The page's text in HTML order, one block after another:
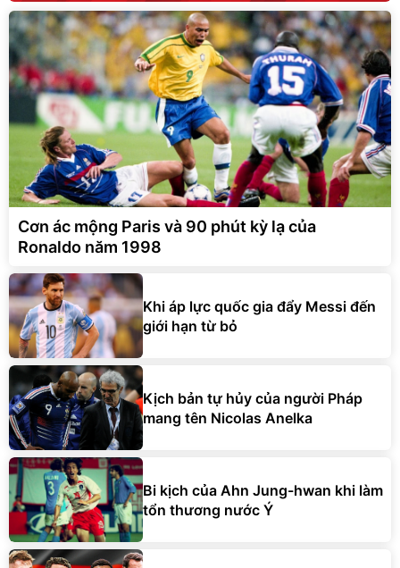
Cơn ác mộng Paris và 90 phút kỳ lạ của
Ronaldo năm 1998
Khi áp lực quốc gia đẩy Messi đến
giới hạn từ bỏ
Kịch bản tự hủy của người Pháp
mang tên Nicolas Anelka
Bi kịch của Ahn Jung-hwan khi làm
tổn thương nước Ý